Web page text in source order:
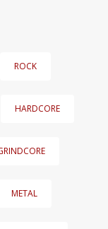
ROCK
HARDCORE
METAL